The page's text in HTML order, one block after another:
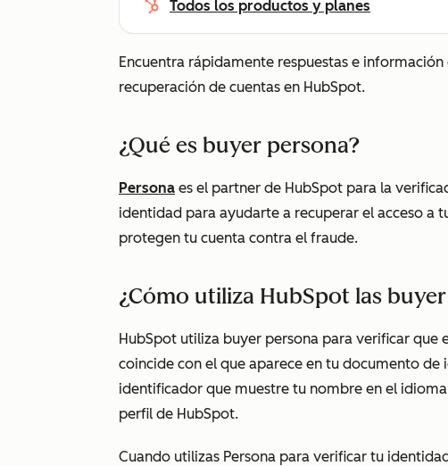
Todos los productos y planes
Encuentra rápidamente respuestas e
recuperación de cuentas en HubSpot.
¿Qué es buyer persona?
Persona es el partner de HubSpot para la
identidad para ayudarte a recuperar el acceso a
protegen tu cuenta contra el fraude.
¿Cómo utiliza HubSpot las
HubSpot utiliza buyer persona para verificar que
coincide con el que aparece en tu documento
identificador que muestre tu nombre en el
perfil de HubSpot.
Cuando utilizas Persona para verificar tu